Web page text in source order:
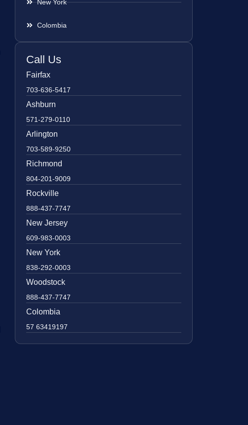
New York
Colombia
Call Us
Fairfax
703-636-5417
Ashburn
571-279-0110
Arlington
703-589-9250
Richmond
804-201-9009
Rockville
888-437-7747
New Jersey
609-983-0003
New York
838-292-0003
Woodstock
888-437-7747
Colombia
57 63419197